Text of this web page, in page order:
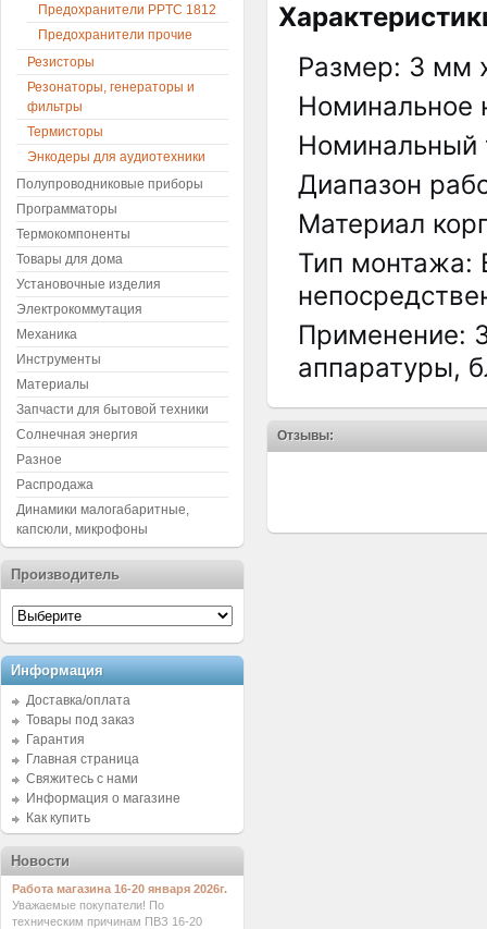
Размер: 3 мм
Номинальное
Номинальный
Диапазон
Материал
Тип монтажа:
Применение:
аппаратуры,
Отзывы:
Предохранители PPTC 1812
Предохранители прочие
Резисторы
Резонаторы, генераторы и
фильтры
Термисторы
Энкодеры для аудиотехники
Полупроводниковые приборы
Программаторы
Термокомпоненты
Товары для дома
Установочные изделия
Электрокоммутация
Механика
Инструменты
Материалы
Запчасти для бытовой техники
Солнечная энергия
Разное
Распродажа
Динамики малогабаритные,
капсюли, микрофоны
Производитель
Информация
Доставка/оплата
Товары под заказ
Гарантия
Главная страница
Свяжитесь с нами
Информация о магазине
Как купить
Новости
Работа магазина 16-20 января 2026г.
Уважаемые покупатели! По
техническим причинам ПВЗ 16-20